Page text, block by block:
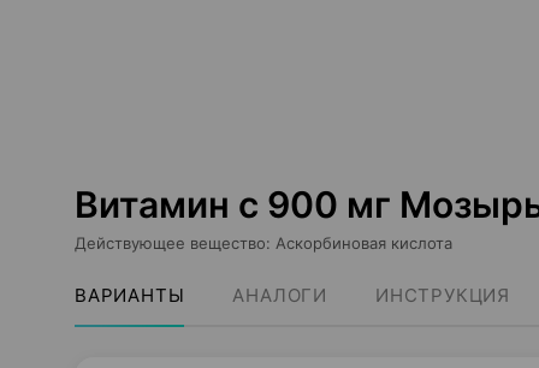
Витамин с 900 мг
Действующее вещество: Аскорбиновая кислота
ВАРИАНТЫ АНАЛОГИ ИНСТРУКЦИЯ